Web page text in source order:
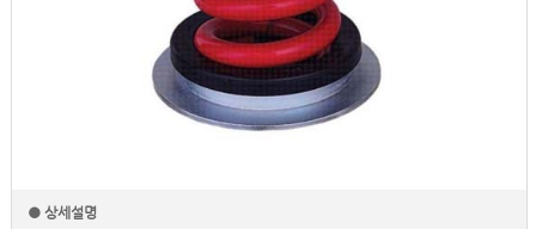
● 상세설명